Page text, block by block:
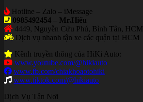
Hotline – Zalo – iMessage
0985492454 – Mr.Hiếu
4449, Nguyễn Cửu Phú, Bình Tân, HCM
Dịch vụ nhanh tận xe các quận tại HCM
Kênh truyền thông của HiKi Auto:
www.youtube.com/@hikiauto
www.fb.com/chiakhoaotohiki
www.tiktok.com/@hikiauto
Dịch Vụ Tận Nơi